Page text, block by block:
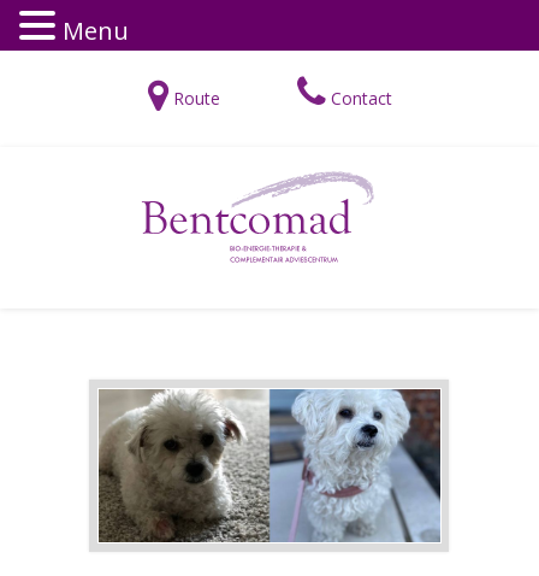
Route Contact
Menu